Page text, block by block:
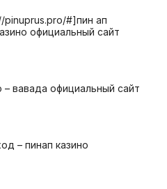
pinuprus.pro/#]пин ап
официальный сайт
– вавада официальный сайт
– пинап казино